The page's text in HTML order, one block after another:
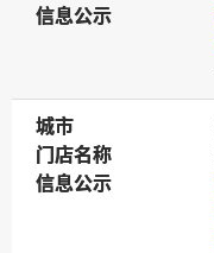
信息公示
信息公示
城市
城市
门店名称
门店名称
信息公示
信息公示